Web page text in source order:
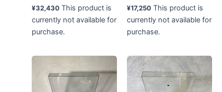
¥32,430 This product is
currently not available for
purchase.
¥17,250 This product is
currently not available for
purchase.